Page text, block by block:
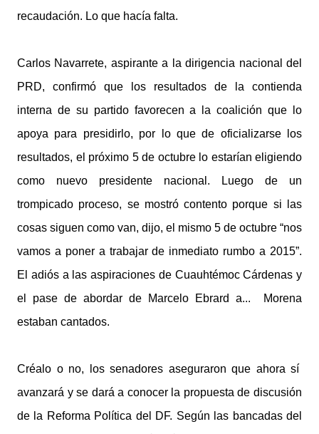
recaudación. Lo que hacía falta.
Carlos Navarrete, aspirante a la dirigencia nacional del
PRD, confirmó que los resultados de la contienda
interna de su partido favorecen a la coalición que lo
apoya para presidirlo, por lo que de oficializarse los
resultados, el próximo 5 de octubre lo estarían eligiendo
como nuevo presidente nacional. Luego de un
trompicado proceso, se mostró contento porque si las
cosas siguen como van, dijo, el mismo 5 de octubre “nos
vamos a poner a trabajar de inmediato rumbo a 2015”.
El adiós a las aspiraciones de Cuauhtémoc Cárdenas y
el pase de abordar de Marcelo Ebrard a... Morena
estaban cantados.
Créalo o no, los senadores aseguraron que ahora sí
avanzará y se dará a conocer la propuesta de discusión
de la Reforma Política del DF. Según las bancadas del